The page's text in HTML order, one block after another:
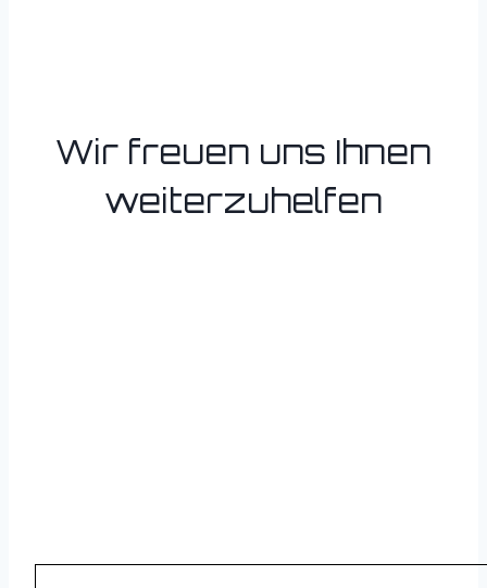
Wir freuen uns Ihnen
weiterzuhelfen